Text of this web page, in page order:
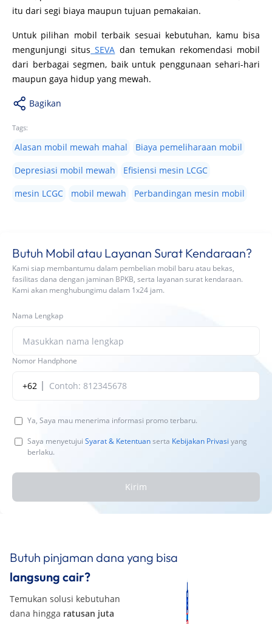
itu dari segi biaya maupun tujuan pemakaian.
Untuk pilihan mobil terbaik sesuai kebutuhan, kamu bisa
mengunjungi situs SEVA dan temukan rekomendasi mobil
dari berbagai segmen, baik untuk penggunaan sehari-hari
maupun gaya hidup yang mewah.
Bagikan
Tags:
Alasan mobil mewah mahal
Biaya pemeliharaan mobil
Depresiasi mobil mewah
Efisiensi mesin LCGC
mesin LCGC
mobil mewah Perbandingan mesin mobil
Butuh Mobil atau Layanan Surat Kendaraan?
Kami siap membantumu dalam pembelian mobil baru atau bekas,
fasilitas dana dengan jaminan BPKB, serta layanan surat kendaraan.
Kami akan menghubungimu dalam 1x24 jam.
Nama Lengkap
Nomor Handphone
+62
Ya, Saya mau menerima informasi promo terbaru.
Saya menyetujui Syarat & Ketentuanserta Kebijakan Privasi yang
berlaku.
Kirim
Butuh pinjaman dana yang bisa
langsung cair?
Temukan solusi kebutuhan
dana hingga ratusan juta